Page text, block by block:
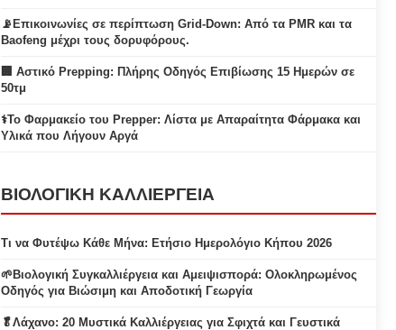
📡Επικοινωνίες σε περίπτωση Grid-Down: Από τα PMR και τα
Baofeng μέχρι τους δορυφόρους.
🏢 Αστικό Prepping: Πλήρης Οδηγός Επιβίωσης 15 Ημερών σε
50τμ
⚕️Το Φαρμακείο του Prepper: Λίστα με Απαραίτητα Φάρμακα και
Υλικά που Λήγουν Αργά
ΒΙΟΛΟΓΙΚΗ ΚΑΛΛΙΕΡΓΕΙΑ
Τι να Φυτέψω Κάθε Μήνα: Ετήσιο Ημερολόγιο Κήπου 2026
🌱Βιολογική Συγκαλλιέργεια και Αμειψισπορά: Ολοκληρωμένος
Οδηγός για Βιώσιμη και Αποδοτική Γεωργία
🥬Λάχανο: 20 Μυστικά Καλλιέργειας για Σφιχτά και Γευστικά